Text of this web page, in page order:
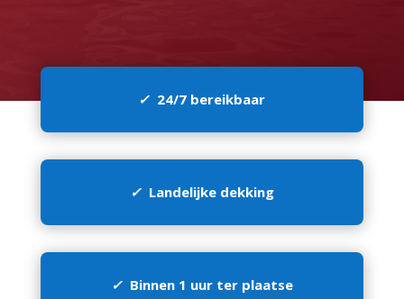
✓ 24/7 bereikbaar
✓ Landelijke dekking
✓Binnen 1 uur ter plaatse